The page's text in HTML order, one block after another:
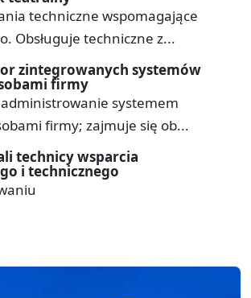
techniczne wspomagające
Obsługuje techniczne z...
zintegrowanych systemów
firmy
systemem
firmy; zajmuje się ob...
technicy wsparcia
i technicznego